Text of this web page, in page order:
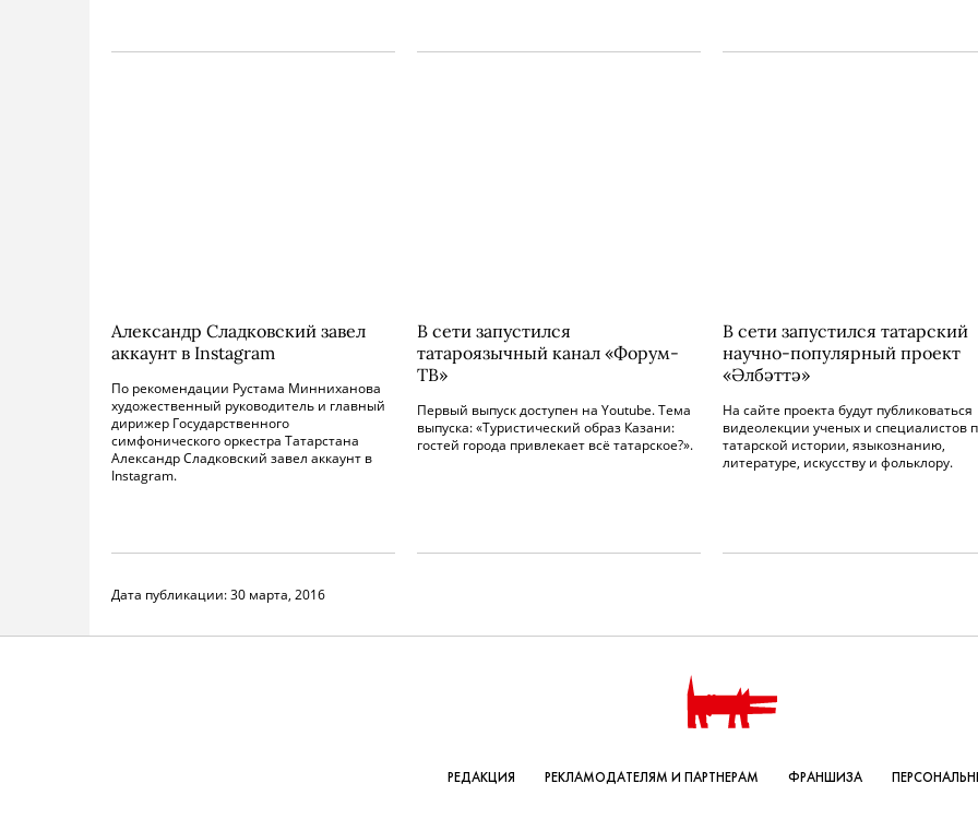
Александр Сладковский завел
аккаунт в Instagram
По рекомендации Рустама Минниханова
художественный руководитель и главный
дирижер Государственного
симфонического оркестра Татарстана
Александр Сладковский завел аккаунт в
Instagram.
В сети запустился
татароязычный канал «Форум-
ТВ»
Первый выпуск доступен на Youtube. Тема
выпуска: «Туристический образ Казани:
гостей города привлекает всё татарское?».
В сети запустился татарский
научно-популярный проект
«Әлбәттә»
На сайте проекта будут публиковаться
видеолекции ученых и специалистов
татарской истории, языкознанию,
литературе, искусству и фольклору.
Дата публикации:30 марта, 2016
РЕДАКЦИЯ РЕКЛАМОДАТЕЛЯМ И ПАРТНЕРАМ ФРАНШИЗА